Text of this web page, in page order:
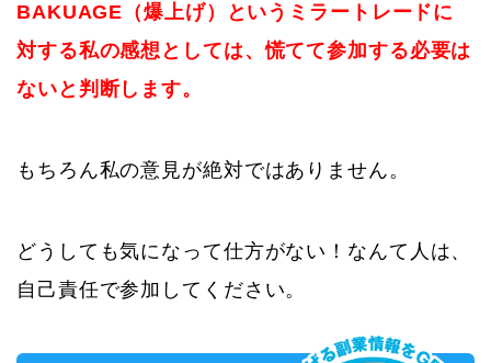
BAKUAGE（爆上げ）というミラートレードに
対する私の感想としては、慌てて参加する必要は
ないと判断します。
もちろん私の意見が絶対ではありません。
どうしても気になって仕方がない！なんて人は、
自己責任で参加してください。